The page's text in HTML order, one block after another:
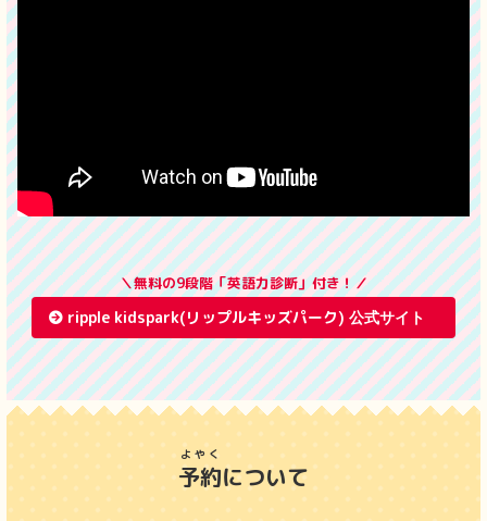
＼無料の9段階「英語力診断」付き！／
ripple kidspark(リップルキッズパーク)
予約
よやく
について